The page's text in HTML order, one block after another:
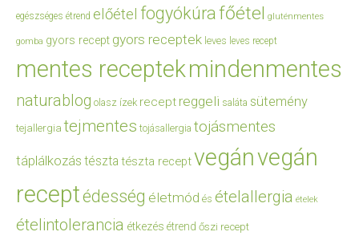
egészséges étrend előétel fogyókúrafőétel gluténmentes
gomba gyors recept gyors receptek leves leves recept
mentes receptekmindenmentes
naturablog olasz ízek recept reggeli saláta sütemény
tejallergia tejmentes tojásallergia tojásmentes
táplálkozás tészta tészta receptvegánvegán
receptédesség életmód és ételallergia ételek
ételintolerancia étkezés étrend őszi recept